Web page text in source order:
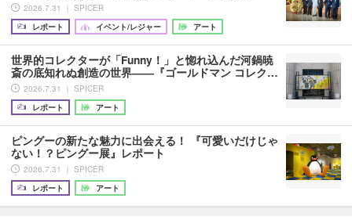
2026.7.31 ｜ SPICER
レポート
イベント/レジャー アート
世界的コレクターが「Funny！」と惚れ込んだ河鍋暁
斎の底知れぬ創造の世界――『ゴールドマン コレク…
2026.7.31 ｜ SPICER
レポート
アート
ピングーの新たな魅力に出会える！ 『可愛いだけじゃ
ない！？ピングー展』レポート
2026.7.31 ｜ SPICER
レポート
アート